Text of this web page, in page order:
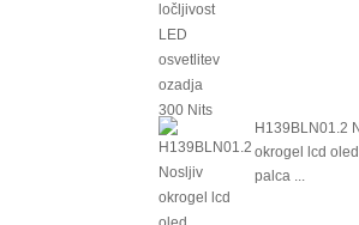
H139BLN01.2
okrogel lcd
palca ...